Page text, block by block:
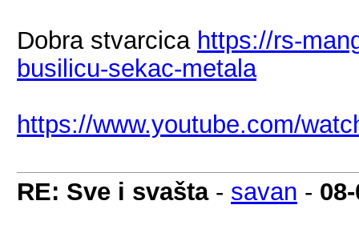
Dobra stvarcica https://rs-
busilicu-sekac-metala
https://www.youtube.com/
RE: Sve i svašta- savan -